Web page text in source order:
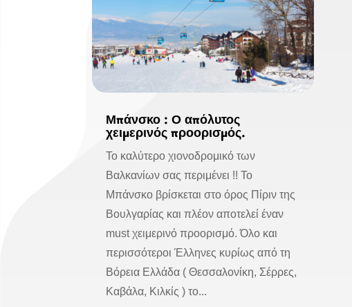
Μπάνσκο : Ο απόλυτος
χειμερινός προορισμός.
Το καλύτερο χιονοδρομικό των
Βαλκανίων σας περιμένει !! Το
Μπάνσκο βρίσκεται στο όρος Πίριν της
Βουλγαρίας και πλέον αποτελεί έναν
must χειμερινό προορισμό. Όλο και
περισσότεροι Έλληνες κυρίως από τη
Βόρεια Ελλάδα ( Θεσσαλονίκη, Σέρρες,
Καβάλα, Κιλκίς ) το...